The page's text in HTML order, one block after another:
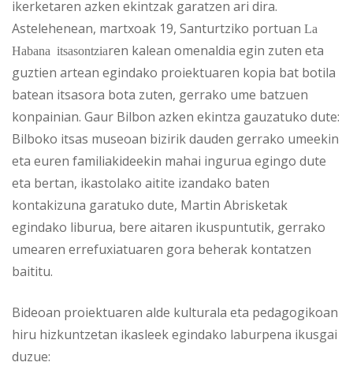
ikerketaren azken ekintzak garatzen ari dira.
Astelehenean, martxoak 19, Santurtziko portuan La
Habana itsasontziaren kalean omenaldia egin zuten eta
guztien artean egindako proiektuaren kopia bat botila
batean itsasora bota zuten, gerrako ume batzuen
konpainian. Gaur Bilbon azken ekintza gauzatuko dute:
Bilboko itsas museoan bizirik dauden gerrako umeekin
eta euren familiakideekin mahai ingurua egingo dute
eta bertan, ikastolako aitite izandako baten
kontakizuna garatuko dute, Martin Abrisketak
egindako liburua, bere aitaren ikuspuntutik, gerrako
umearen errefuxiatuaren gora beherak kontatzen
baititu.
Bideoan proiektuaren alde kulturala eta pedagogikoan
hiru hizkuntzetan ikasleek egindako laburpena ikusgai
duzue: